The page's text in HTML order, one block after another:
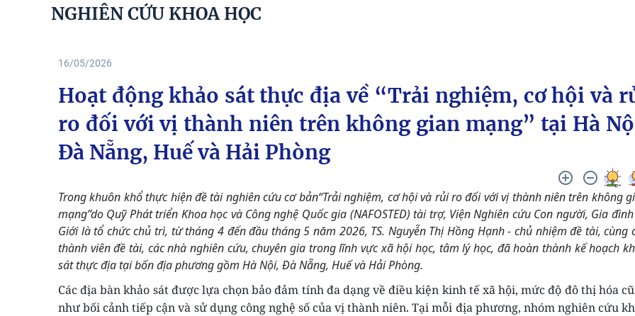
NGHIÊN CỨU KHOA HỌC
16/05/2026
Hoạt động khảo sát thực địa về “Trải nghiệm, cơ hội và
ro đối với vị thành niên trên không gian mạng” tại Hà
Đà Nẵng, Huế và Hải Phòng
Trong khuôn khổ thực hiện đề tài nghiên cứu cơ bản“Trải nghiệm, cơ hội và rủi ro đối với vị thành niên trên không
mạng”do Quỹ Phát triển Khoa học và Công nghệ Quốc gia (NAFOSTED) tài trợ, Viện Nghiên cứu Con người, Gia
Giới là tổ chức chủ trì, từ tháng 4 đến đầu tháng 5 năm 2026, TS. Nguyễn Thị Hồng Hạnh - chủ nhiệm đề tài, cùng
thành viên đề tài, các nhà nghiên cứu, chuyên gia trong lĩnh vực xã hội học, tâm lý học, đã hoàn thành kế hoạch
sát thực địa tại bốn địa phương gồm Hà Nội, Đà Nẵng, Huế và Hải Phòng.
Các địa bàn khảo sát được lựa chọn bảo đảm tính đa dạng về điều kiện kinh tế xã hội, mức độ đô thị hóa
như bối cảnh tiếp cận và sử dụng công nghệ số của vị thành niên. Tại mỗi địa phương, nhóm nghiên cứu